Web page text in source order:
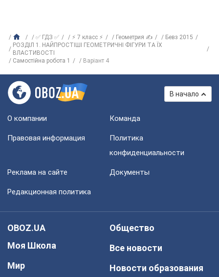
✅ ГДЗ ✅ ⚡ 7 класс ⚡ Геометрия ✍
Бевз 2015
РОЗДІЛ 1. НАЙПРОСТІШІ ГЕОМЕТРИЧНІ ФІГУРИ ТА ЇХ
ВЛАСТИВОСТІ
Самостійна робота 1
Варіант 4
В начало
О компании Команда
Правовая информация
Политика
конфиденциальности
Реклама на сайте Документы
Редакционная политика
OBOZ.UA
Моя Школа
Мир
Общество
Все новости
Новости образования